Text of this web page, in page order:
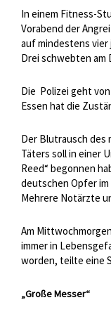
In einem Fitness-
Vorabend der
auf mindestens
Drei schwebten am
Die Polizei geht
Essen hat die
Der Blutrausch des
Täters soll in einer
Reed“ begonnen
deutschen Opfer im
Mehrere Notärzte
Am
immer in
worden, teilte eine
„Große Messer“